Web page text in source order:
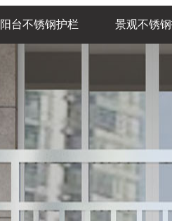
阳台不锈钢护栏 景观不锈